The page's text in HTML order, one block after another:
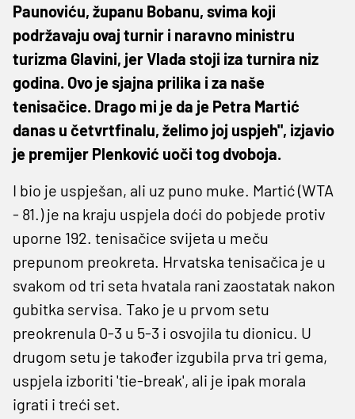
Paunoviću, županu Bobanu, svima koji
podržavaju ovaj turnir i naravno ministru
turizma Glavini, jer Vlada stoji iza turnira niz
godina. Ovo je sjajna prilika i za naše
tenisačice. Drago mi je da je Petra Martić
danas u četvrtfinalu, želimo joj uspjeh", izjavio
je premijer Plenković uoči tog dvoboja.
I bio je uspješan, ali uz puno muke. Martić (WTA
- 81.) je na kraju uspjela doći do pobjede protiv
uporne 192. tenisačice svijeta u meču
prepunom preokreta. Hrvatska tenisačica je u
svakom od tri seta hvatala rani zaostatak nakon
gubitka servisa. Tako je u prvom setu
preokrenula 0-3 u 5-3 i osvojila tu dionicu. U
drugom setu je također izgubila prva tri gema,
uspjela izboriti 'tie-break', ali je ipak morala
igrati i treći set.